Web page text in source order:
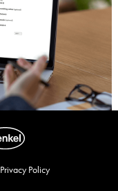
Privacy Policy